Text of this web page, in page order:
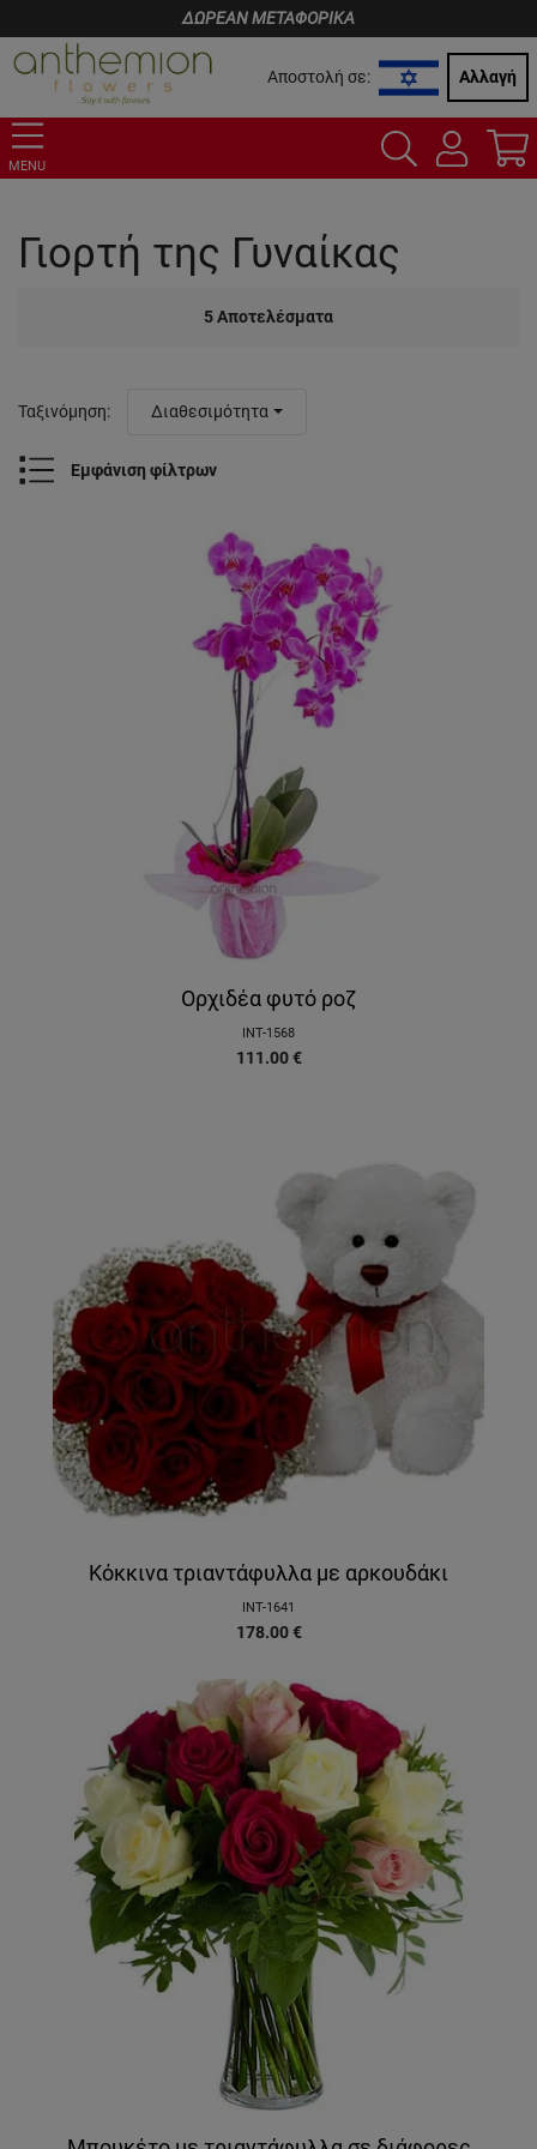
ΔΩΡΕΑΝ ΜΕΤΑΦΟΡΙΚΑ
Αποστολή σε: Αλλαγή
MENU
Γιορτή της Γυναίκας
5Αποτελέσματα
Εμφάνιση φίλτρων
Ταξινόμηση: Διαθεσιμότητα
Ορχιδέα φυτό ροζ
INT-1568
111.00 €
Κόκκινα τριαντάφυλλα με αρκουδάκι
INT-1641
178.00 €